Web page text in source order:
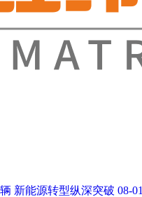
新能源转型纵深突破 08-01